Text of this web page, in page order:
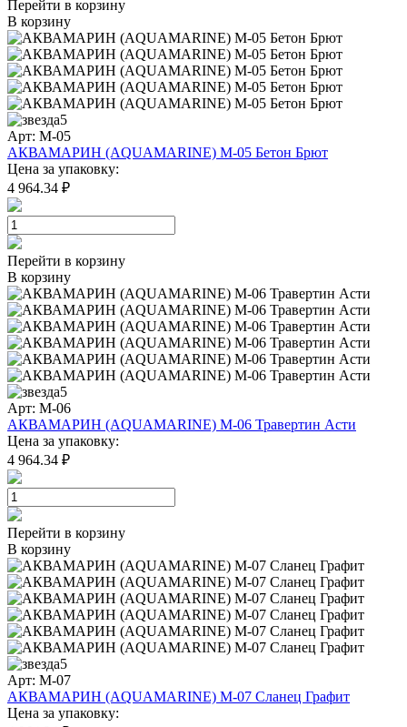
Перейти в корзину
В корзину
5
Арт: M-05
АКВАМАРИН (AQUAMARINE) M-05 Бетон Брют
Цена за упаковку:
4 964.34 ₽
Перейти в корзину
В корзину
5
Арт: M-06
АКВАМАРИН (AQUAMARINE) M-06 Травертин Асти
Цена за упаковку:
4 964.34 ₽
Перейти в корзину
В корзину
5
Арт: M-07
АКВАМАРИН (AQUAMARINE) M-07 Сланец Графит
Цена за упаковку: